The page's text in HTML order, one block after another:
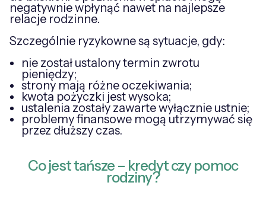
negatywnie wpłynąć nawet na najlepsze
relacje rodzinne.
Szczególnie ryzykowne są sytuacje, gdy:
nie został ustalony termin zwrotu
pieniędzy;
strony mają różne oczekiwania;
kwota pożyczki jest wysoka;
ustalenia zostały zawarte wyłącznie ustnie;
problemy finansowe mogą utrzymywać się
przez dłuższy czas.
Co jest tańsze – kredyt czy pomoc
rodziny?